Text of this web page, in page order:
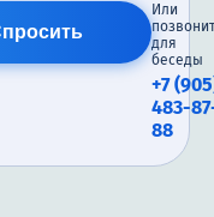
Или
для
беседы
+7
483-
88